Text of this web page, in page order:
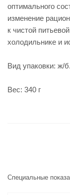
оптимального
изменение
к чистой
холодильнике и
Вид упаковки: ж/б.
Вес: 340 г
Специальные